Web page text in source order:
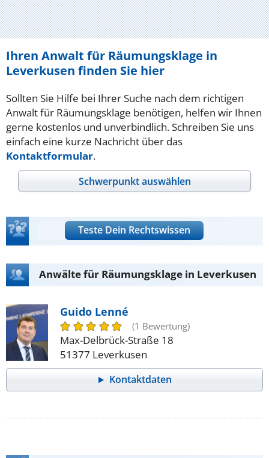
Ihren Anwalt für Räumungsklage in
Leverkusen finden Sie hier
Sollten Sie Hilfe bei Ihrer Suche nach dem richtigen
Anwalt für Räumungsklage benötigen, helfen wir Ihnen
gerne kostenlos und unverbindlich. Schreiben Sie uns
einfach eine kurze Nachricht über das
Kontaktformular.
Schwerpunkt auswählen
Teste Dein Rechtswissen
Anwälte für Räumungsklage in Leverkusen
Guido Lenné
(1 Bewertung)
Max-Delbrück-Straße 18
51377 Leverkusen
Kontaktdaten